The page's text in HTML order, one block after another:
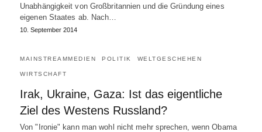
Unabhängigkeit von Großbritannien und die Gründung eines
eigenen Staates ab. Nach…
10. September 2014
MAINSTREAMMEDIEN POLITIK WELTGESCHEHEN
WIRTSCHAFT
Irak, Ukraine, Gaza: Ist das eigentliche
Ziel des Westens Russland?
Von "Ironie" kann man wohl nicht mehr sprechen, wenn Obama